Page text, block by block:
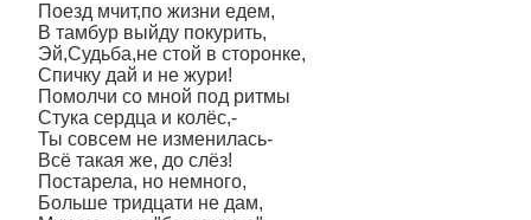
Поезд мчит,по жизни едем,
В тамбур выйду покурить,
Эй,Судьба,не стой в сторонке,
Спичку дай и не жури!
Помолчи со мной под ритмы
Стука сердца и колёс,-
Ты совсем не изменилась-
Всё такая же, до слёз!
Постарела, но немного,
Больше тридцати не дам,